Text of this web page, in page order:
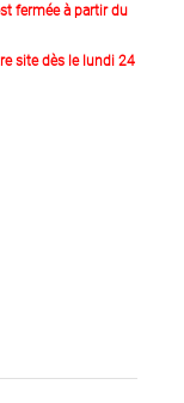
fermée à partir du
site dès le lundi 24